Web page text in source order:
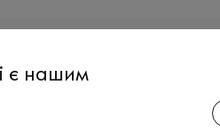
є нашим